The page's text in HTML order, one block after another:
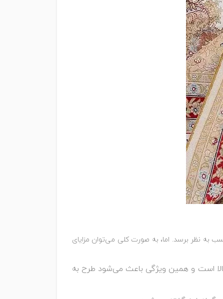
به نظر برسد. اما، به صورت کلی می‌توان مزایای
در بافت آن استفاده می‌شود بسیار زیبا و نرم است. تراکم فرش 1200 شانه نیز بالا است و همین ویژگی باعث می‌شود طرح به